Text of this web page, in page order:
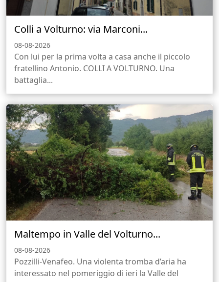
Colli a Volturno: via Marconi...
08-08-2026
Con lui per la prima volta a casa anche il piccolo
fratellino Antonio. COLLI A VOLTURNO. Una
battaglia...
Maltempo in Valle del Volturno...
08-08-2026
Pozzilli-Venafeo. Una violenta tromba d’aria ha
interessato nel pomeriggio di ieri la Valle del